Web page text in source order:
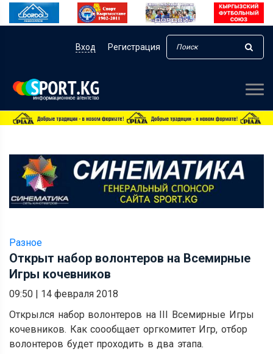
Вход Регистрация
Разное
Открыт набор волонтеров на Всемирные
Игры кочевников
09:50 | 14 февраля 2018
Открылся набор волонтеров на III Всемирные Игры
кочевников. Как соообщает оргкомитет Игр, отбор
волонтеров будет проходить в два этапа.